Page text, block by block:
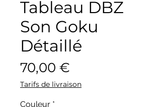
Tableau DBZ
Son Goku
Détaillé
70,00 €
Tarifs de livraison
Couleur *